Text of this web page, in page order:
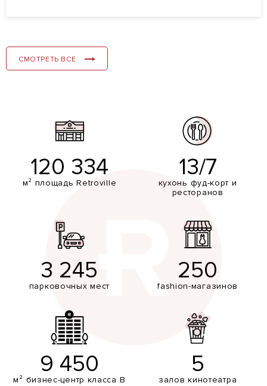
СМОТРЕТЬ ВСЕ
120 334
м² площадь Retroville
13/7
кухонь фуд-корт и
ресторанов
3 245
парковочных мест
250
fashion-магазинов
9 450
м² бизнес-центр класса В
5
залов кинотеатра